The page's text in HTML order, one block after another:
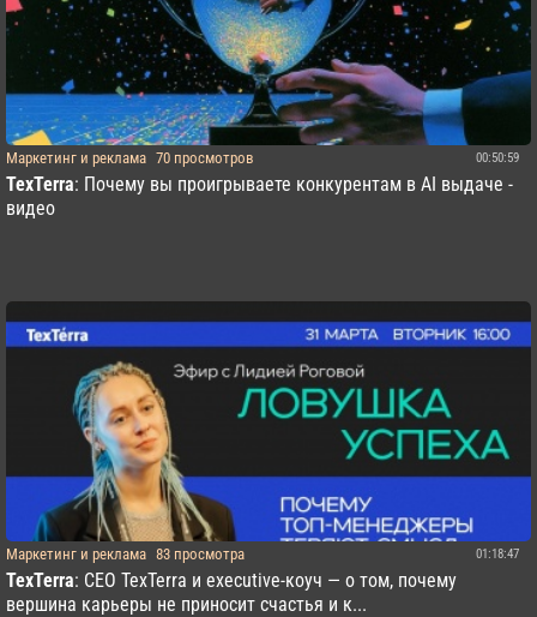
00:50:59
Маркетинг и реклама 70 просмотров
TexTerra: Почему вы проигрываете конкурентам в AI выдаче -
видео
01:18:47
Маркетинг и реклама 83 просмотра
TexTerra: CEO TexTerra и executive-коуч — о том, почему
вершина карьеры не приносит счастья и к...